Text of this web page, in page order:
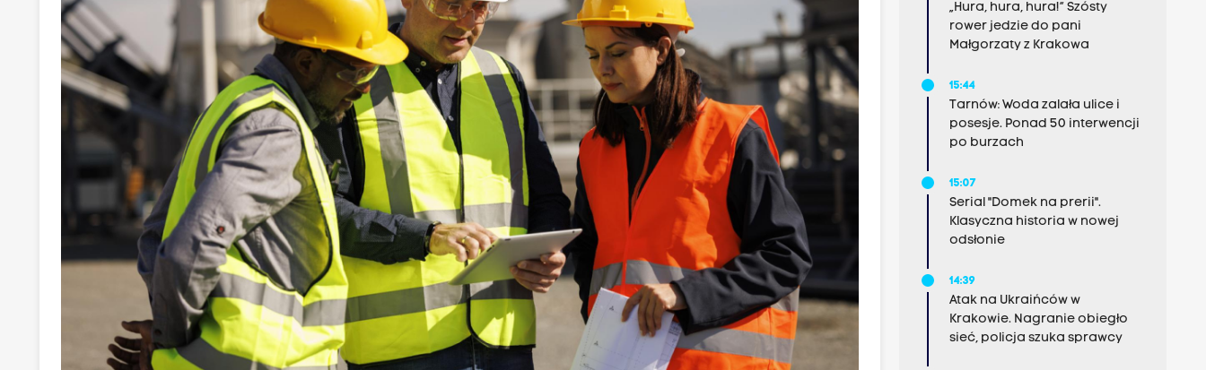
„Hura, hura, hura!” Szósty
rower jedzie do pani
Małgorzaty z Krakowa
15:44
Tarnów: Woda zalała ulice i
posesje. Ponad 50 interwencji
po burzach
15:07
Serial "Domek na prerii".
Klasyczna historia w nowej
odsłonie
14:39
Atak na Ukraińców w
Krakowie. Nagranie obiegło
sieć, policja szuka sprawcy